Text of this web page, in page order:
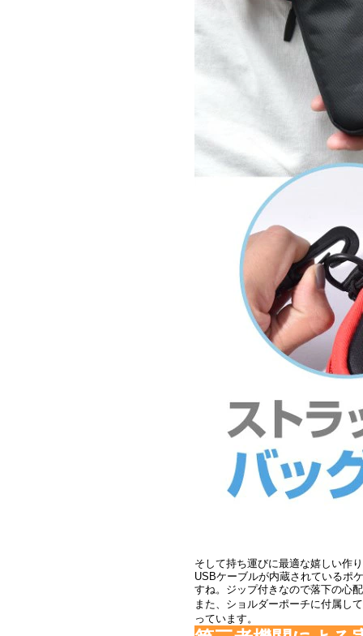
そして持ち運びに最適な嬉しい作
USBケーブルが内蔵されているポ
すね。ジップ付きなので落下の心
また、ショルダーポーチに付属し
っています。